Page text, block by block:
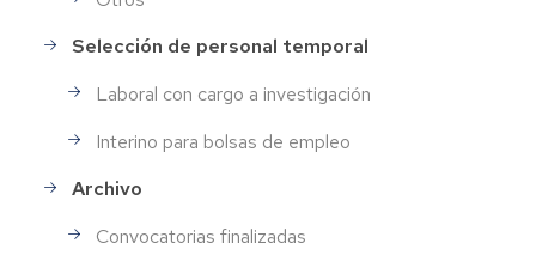
Selección de personal temporal
Laboral con cargo a investigación
Interino para bolsas de empleo
Archivo
Convocatorias finalizadas